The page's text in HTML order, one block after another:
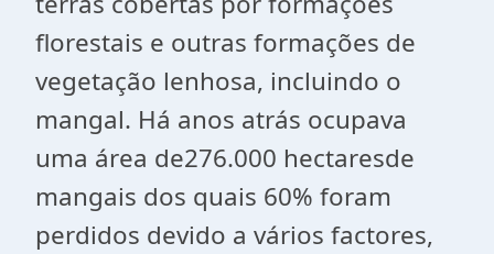
florestais e outras formações de
vegetação lenhosa, incluindo o
mangal. Há anos atrás ocupava
uma área de276.000 hectaresde
mangais dos quais 60% foram
perdidos devido a vários factores,